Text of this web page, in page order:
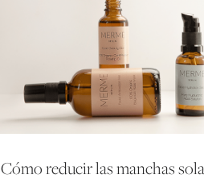
Cómo reducir las manchas